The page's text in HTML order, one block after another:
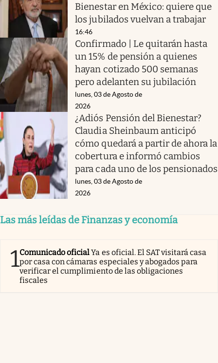
Bienestar en México: quiere que
los jubilados vuelvan a trabajar
16:46
Confirmado | Le quitarán hasta
un 15% de pensión a quienes
hayan cotizado 500 semanas
pero adelanten su jubilación
lunes, 03 de Agosto de
2026
¿Adiós Pensión del Bienestar?
Claudia Sheinbaum anticipó
cómo quedará a partir de ahora la
cobertura e informó cambios
para cada uno de los pensionados
lunes, 03 de Agosto de
2026
Las más leídas de Finanzas y economía
1Comunicado oficialYa es oficial. El SAT visitará casa
por casa con cámaras especiales y abogados para
verificar el cumplimiento de las obligaciones
fiscales